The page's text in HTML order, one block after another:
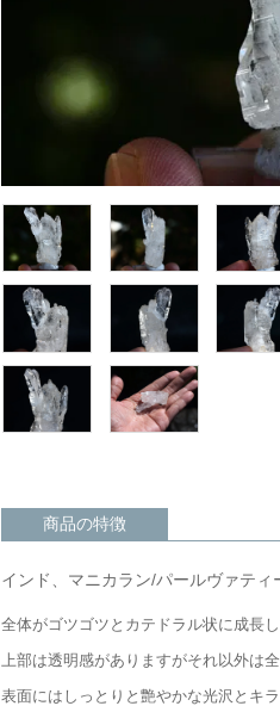
商品の特徴
インド、マニカラン/パールヴァテ
全体がゴツゴツとカテドラル状に成長
上部は透明感がありますがそれ以外は
表面にはしっとりと艶やかな光沢とキ